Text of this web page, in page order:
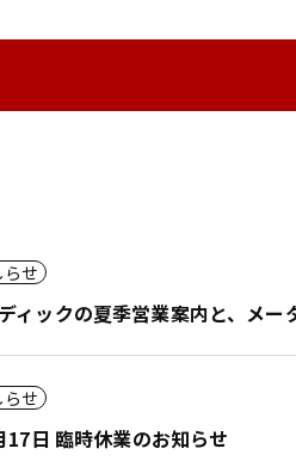
せ
ィックの夏季営業案内と、メー
せ
17日 臨時休業のお知らせ